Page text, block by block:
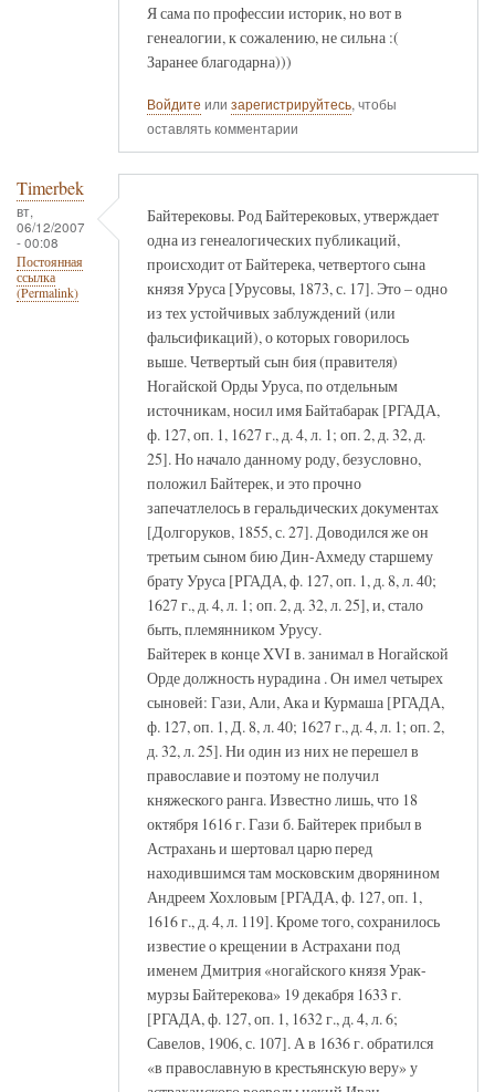
Я сама по профессии историк, но вот в
генеалогии, к сожалению, не сильна :(
Заранее благодарна)))
Войдите или зарегистрируйтесь, чтобы
оставлять комментарии
Timerbek
вт,
06/12/2007
- 00:08
Постоянная
ссылка
(Permalink)
Байтерековы. Род Байтерековых, утверждает
одна из генеалогических публикаций,
происходит от Байтерека, четвертого сына
князя Уруса [Урусовы, 1873, с. 17]. Это – одно
из тех устойчивых заблуждений (или
фальсификаций), о которых говорилось
выше. Четвертый сын бия (правителя)
Ногайской Орды Уруса, по отдельным
источникам, носил имя Байтабарак [РГАДА,
ф. 127, оп. 1, 1627 г., д. 4, л. 1; оп. 2, д. 32, д.
25]. Но начало данному роду, безусловно,
положил Байтерек, и это прочно
запечатлелось в геральдических документах
[Долгоруков, 1855, с. 27]. Доводился же он
третьим сыном бию Дин-Ахмеду старшему
брату Уруса [РГАДА, ф. 127, оп. 1, д. 8, л. 40;
1627 г., д. 4, л. 1; оп. 2, д. 32, л. 25], и, стало
быть, племянником Урусу.
Байтерек в конце XVI в. занимал в Ногайской
Орде должность нурадина . Он имел четырех
сыновей: Гази, Али, Ака и Курмаша [РГАДА,
ф. 127, оп. 1, Д. 8, л. 40; 1627 г., д. 4, л. 1; оп. 2,
д. 32, л. 25]. Ни один из них не перешел в
православие и поэтому не получил
княжеского ранга. Известно лишь, что 18
октября 1616 г. Гази б. Байтерек прибыл в
Астрахань и шертовал царю перед
находившимся там московским дворянином
Андреем Хохловым [РГАДА, ф. 127, оп. 1,
1616 г., д. 4, л. 119]. Кроме того, сохранилось
известие о крещении в Астрахани под
именем Дмитрия «ногайского князя Урак-
мурзы Байтерекова» 19 декабря 1633 г.
[РГАДА, ф. 127, оп. 1, 1632 г., д. 4, л. 6;
Савелов, 1906, с. 107]. А в 1636 г. обратился
«в православную в крестьянскую веру» у